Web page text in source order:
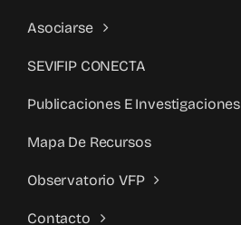
Asociarse
SEVIFIP CONECTA
Publicaciones E Investigaciones
Mapa De Recursos
Observatorio VFP
Contacto